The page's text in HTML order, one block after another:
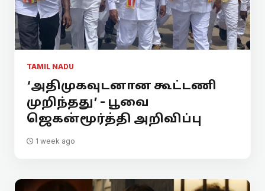
TAMIL NADU
‘அதிமுகவுடனான கூட்டணி
முறிந்தது’ - பூவை
ஜெகன்மூர்த்தி அறிவிப்பு
1 week ago